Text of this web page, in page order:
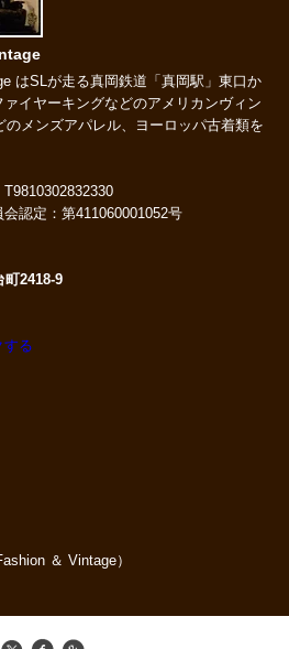
はSLが走る真岡鉄道「真岡駅」東口か
イヤーキングなどのアメリカンヴィン
のメンズアパレル、ヨーロッパ古着類を
認定：第411060001052号
2418-9
する
＆ Vintage）